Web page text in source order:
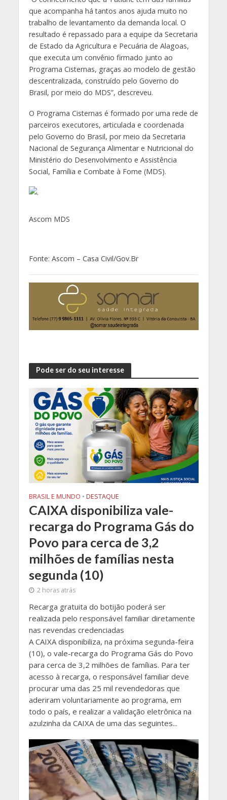
que acompanha há tantos anos ajuda muito no
trabalho de levantamento da demanda local. O
resultado é repassado para a equipe da Secretaria
de Estado da Agricultura e Pecuária de Alagoas,
que executa um convênio firmado junto ao
Programa Cisternas, graças ao modelo de gestão
descentralizada, construído pelo Governo do
Brasil, por meio do MDS”, descreveu.
O Programa Cisternas é formado por uma rede de
parceiros executores, articulada e coordenada
pelo Governo do Brasil, por meio da Secretaria
Nacional de Segurança Alimentar e Nutricional do
Ministério do Desenvolvimento e Assistência
Social, Família e Combate à Fome (MDS).
Ascom MDS
Fonte: Ascom – Casa Civil/Gov.Br
Pode ser do seu interesse
BRASIL E MUNDO • DESTAQUE
CAIXA disponibiliza vale-
recarga do Programa Gás do
Povo para cerca de 3,2
milhões de famílias nesta
segunda (10)
2 horas atrás
Recarga gratuita do botijão poderá ser
realizada pelo responsável familiar diretamente
nas revendas credenciadas
​A CAIXA disponibiliza, na próxima segunda-feira
(10), o vale-recarga do Programa Gás do Povo
para cerca de 3,2 milhões de famílias. Para ter
acesso à recarga, o responsável familiar deve
procurar uma das 25 mil revendedoras que
aderiram voluntariamente ao programa, em
todo o país, e realizar a validação eletrônica na
azulzinha da CAIXA de uma das seguintes...